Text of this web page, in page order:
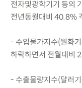
전자및광학기기 등의
전년동월대비 40.8%
- 수입물가지수(원화
하락하면서 전월대비
- 수출물량지수(달러